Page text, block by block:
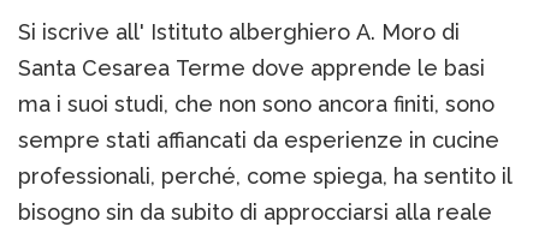
Si iscrive all' Istituto alberghiero A. Moro di
Santa Cesarea Terme dove apprende le basi
ma i suoi studi, che non sono ancora finiti, sono
sempre stati affiancati da esperienze in cucine
professionali, perché, come spiega, ha sentito il
bisogno sin da subito di approcciarsi alla reale